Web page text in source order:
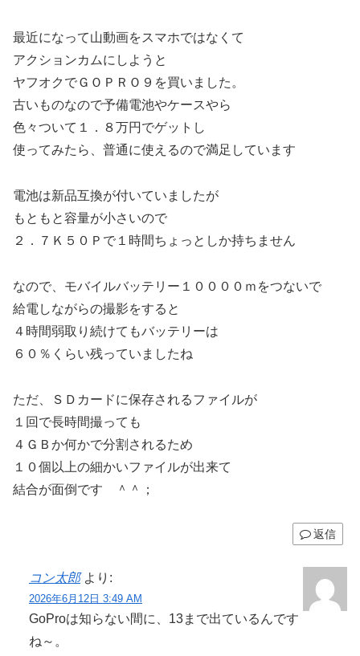
最近になって山動画をスマホではなくて
アクションカムにしようと
ヤフオクでＧＯＰＲＯ９を買いました。
古いものなので予備電池やケースやら
色々ついて１．８万円でゲットし
使ってみたら、普通に使えるので満足しています
電池は新品互換が付いていましたが
もともと容量が小さいので
２．７Ｋ５０Ｐで１時間ちょっとしか持ちません
なので、モバイルバッテリー１００００ｍをつないで
給電しながらの撮影をすると
４時間弱取り続けてもバッテリーは
６０％くらい残っていましたね
ただ、ＳＤカードに保存されるファイルが
１回で長時間撮っても
４ＧＢか何かで分割されるため
１０個以上の細かいファイルが出来て
結合が面倒です ＾＾；
返信
コン太郎 より:
2026年6月12日 3:49 AM
GoProは知らない間に、13まで出ているんです
ね～。